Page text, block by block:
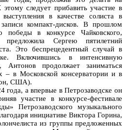
этому следует прибавить участие в
в качестве солиста в
компакт-дисков. В прошлом
в конкурсе Чайковского,
предложила Сергею пятилетний
Это беспрецедентный случай в
Включившись в интенсивную
Антонов продолжает заниматься
– в Московской консерватории и в
США).
года, а впервые в Петрозаводске он
участие в конкурсе-фестивале
Петрозаводского музыкального
инициативе Виктора Горина,
из группы предложенных